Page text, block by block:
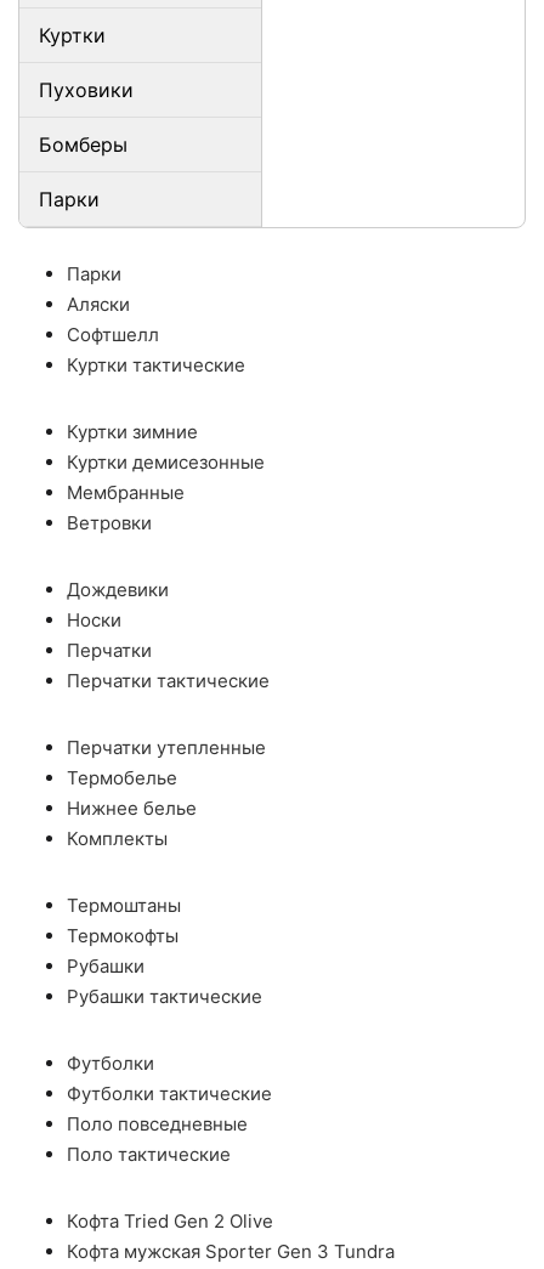
Куртки
Пуховики
Бомберы
Парки
Парки
Аляски
Софтшелл
Куртки тактические
Куртки зимние
Куртки демисезонные
Мембранные
Ветровки
Дождевики
Носки
Перчатки
Перчатки тактические
Перчатки утепленные
Термобелье
Нижнее белье
Комплекты
Термоштаны
Термокофты
Рубашки
Рубашки тактические
Футболки
Футболки тактические
Поло повседневные
Поло тактические
Кофта Tried Gen 2 Olive
Кофта мужская Sporter Gen 3 Tundra